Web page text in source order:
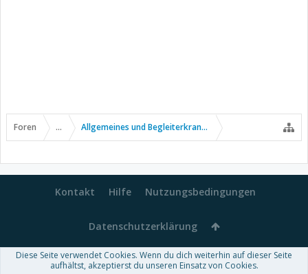
Foren ... Allgemeines und Begleiterkrankungen
Kontakt Hilfe Nutzungsbedingungen
Datenschutzerklärung
Forum software by XenForo™-Deutsch von xenDach
Diese Seite verwendet Cookies. Wenn du dich weiterhin auf dieser Seite
aufhältst, akzeptierst du unseren Einsatz von Cookies.